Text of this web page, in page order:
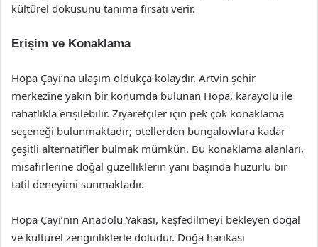
kültürel dokusunu tanıma fırsatı verir.
Erişim ve Konaklama
Hopa Çayı’na ulaşım oldukça kolaydır. Artvin şehir
merkezine yakın bir konumda bulunan Hopa, karayolu ile
rahatlıkla erişilebilir. Ziyaretçiler için pek çok konaklama
seçeneği bulunmaktadır; otellerden bungalowlara kadar
çeşitli alternatifler bulmak mümkün. Bu konaklama alanları,
misafirlerine doğal güzelliklerin yanı başında huzurlu bir
tatil deneyimi sunmaktadır.
Hopa Çayı’nın Anadolu Yakası, keşfedilmeyi bekleyen doğal
ve kültürel zenginliklerle doludur. Doğa harikası